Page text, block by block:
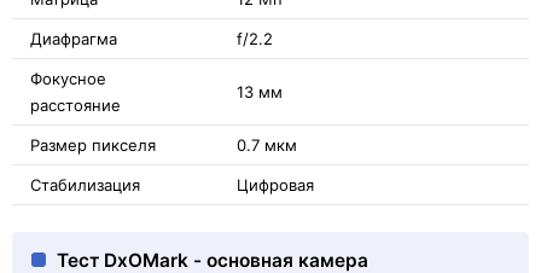
Диафрагма f/2.2
Фокусное
расстояние
13 мм
Размер пикселя 0.7 мкм
Стабилизация Цифровая
Тест DxOMark - основная камера